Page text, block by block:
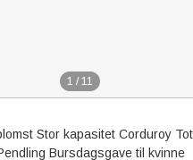
1 / 11
Stor kapasitet Corduroy
Bursdagsgave til kvinne